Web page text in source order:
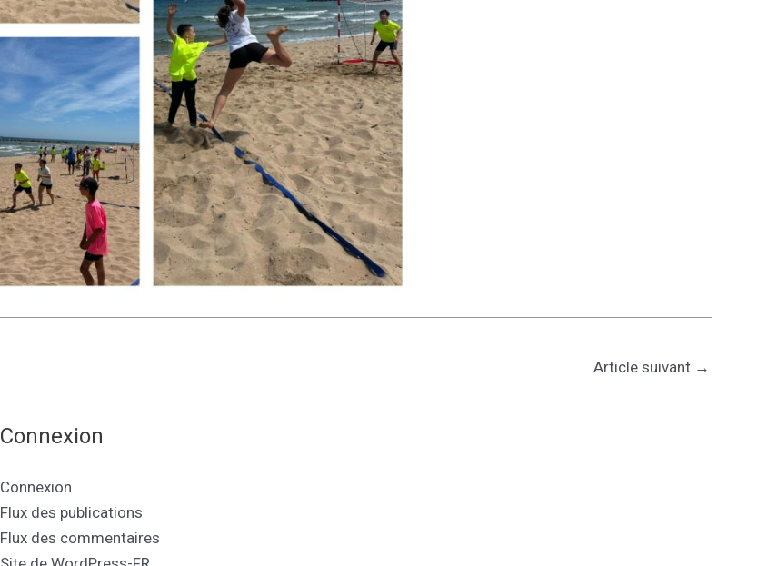
Article suivant →
Connexion
Connexion
Flux des publications
Flux des commentaires